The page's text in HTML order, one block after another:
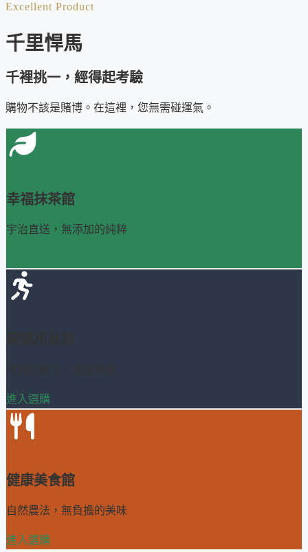
Excellent Product
千里悍馬
千裡挑一，經得起考驗
購物不該是賭博。在這裡，您無需碰運氣。
幸福抹茶館
宇治直送，無添加的純粹
進入選購
健康美食館
自然農法，無負擔的美味
進入選購